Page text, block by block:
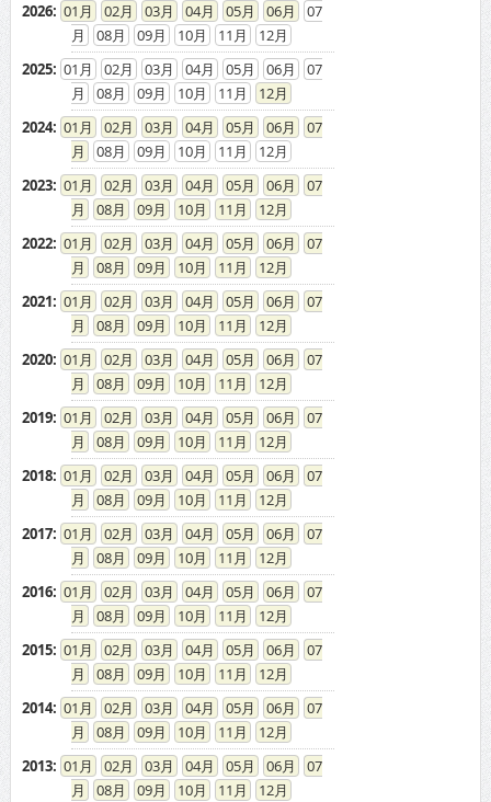
2026: 01 02 03 04 05 06
07
08
09 10 11
12
2025: 01 02 03 04 05 06
07
08
09 10 11
12
2024: 01 02 03 04 05 06
07
08
09 10 11
12
2023: 01 02 03 04 05 06
07
08
09 10 11
12
2022: 01 02 03 04 05 06
07
08
09 10 11
12
2021: 01 02 03 04 05 06
07
08
09 10 11
12
2020: 01 02 03 04 05 06
07
08
09 10 11
12
2019: 01 02 03 04 05 06
07
08
09 10 11
12
2018: 01 02 03 04 05 06
07
08
09 10 11
12
2017: 01 02 03 04 05 06
07
08
09 10 11
12
2016: 01 02 03 04 05 06
07
08
09 10 11
12
2015: 01 02 03 04 05 06
07
08
09 10 11
12
2014: 01 02 03 04 05 06
07
08
09 10 11
12
2013: 01 02 03 04 05 06
07
08
09 10 11
12